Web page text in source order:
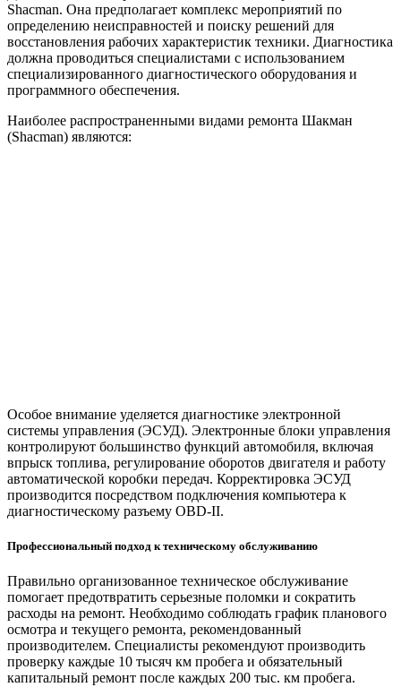
Shacman. Она предполагает комплекс мероприятий по
определению неисправностей и поиску решений для
восстановления рабочих характеристик техники. Диагностика
должна проводиться специалистами с использованием
специализированного диагностического оборудования и
программного обеспечения.
Наиболее распространенными видами ремонта Шакман
(Shacman) являются:
Особое внимание уделяется диагностике электронной
системы управления (ЭСУД). Электронные блоки управления
контролируют большинство функций автомобиля, включая
впрыск топлива, регулирование оборотов двигателя и работу
автоматической коробки передач. Корректировка ЭСУД
производится посредством подключения компьютера к
диагностическому разъему OBD-II.
Профессиональный подход к техническому обслуживанию
Правильно организованное техническое обслуживание
помогает предотвратить серьезные поломки и сократить
расходы на ремонт. Необходимо соблюдать график планового
осмотра и текущего ремонта, рекомендованный
производителем. Специалисты рекомендуют производить
проверку каждые 10 тысяч км пробега и обязательный
капитальный ремонт после каждых 200 тыс. км пробега.